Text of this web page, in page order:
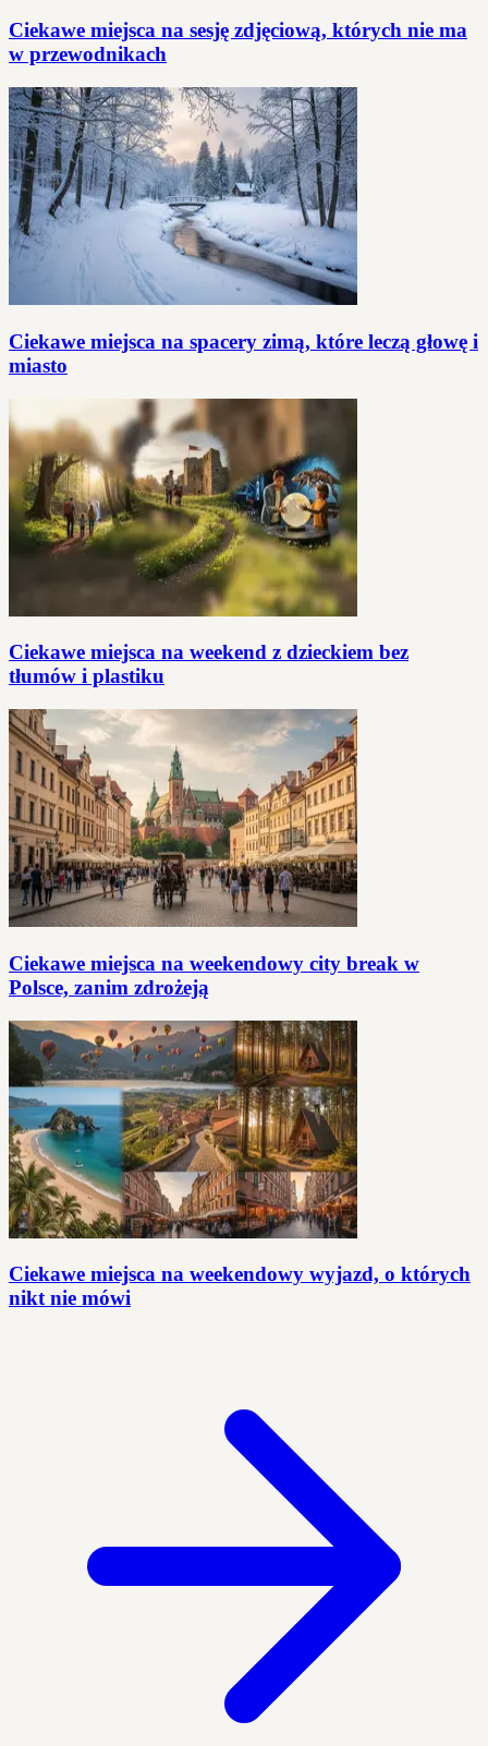
Ciekawe miejsca na sesję zdjęciową, których nie ma
w przewodnikach
Ciekawe miejsca na spacery zimą, które leczą głowę i
miasto
Ciekawe miejsca na weekend z dzieckiem bez
tłumów i plastiku
Ciekawe miejsca na weekendowy city break w
Polsce, zanim zdrożeją
Ciekawe miejsca na weekendowy wyjazd, o których
nikt nie mówi